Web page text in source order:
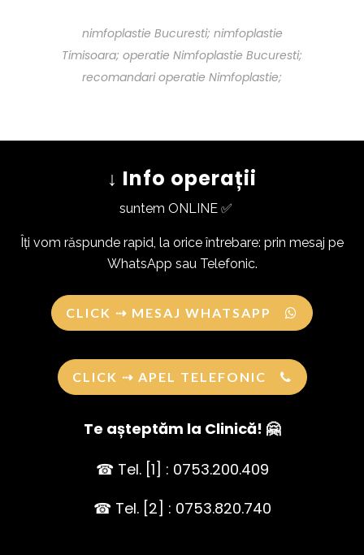
nimfoplastie Bucuresti; nimfoplastie
Timisoara; operatie Nimfoplastie Bucuresti;
recomandari operatie Nimfoplastie;
↓ Info operații
suntem ONLINE ✅
Îți vom răspunde rapid, la orice întrebare: prin mesaj pe
WhatsApp sau Telefonic.
CLICK ⇢ MESAJ WHATSAPP
CLICK ⇢ APEL TELEFONIC
Te așteptăm la Clinică! 🤗
☎ Tel. [1] : 0753.200.409
☎ Tel. [2] : 0753.820.740